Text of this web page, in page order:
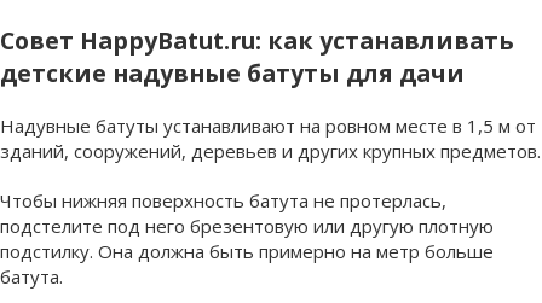
Совет HappyBatut.ru: как устанавливать
детские надувные батуты для дачи
Надувные батуты устанавливают на ровном месте в 1,5 м от
зданий, сооружений, деревьев и других крупных предметов.
Чтобы нижняя поверхность батута не протерлась,
подстелите под него брезентовую или другую плотную
подстилку. Она должна быть примерно на метр больше
батута.